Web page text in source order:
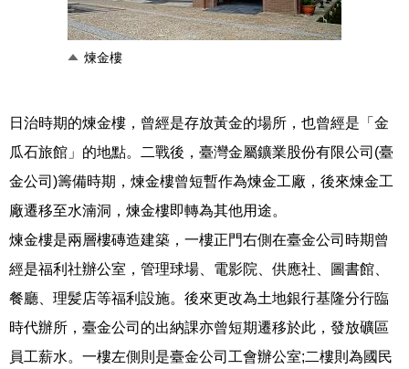
煉金樓
日治時期的煉金樓，曾經是存放黃金的場所，也曾經是「金
瓜石旅館」的地點。二戰後，臺灣金屬鑛業股份有限公司 (臺
金公司 )籌備時期，煉金樓曾短暫作為煉金工廠，後來煉金工
廠遷移至水湳洞，煉金樓即轉為其他用途。
煉金樓是兩層樓磚造建築，一樓正門右側在臺金公司時期曾
經是福利社辦公室，管理球場、電影院、供應社、圖書館、
餐廳、理髪店等福利設施。後來更改為土地銀行基隆分行臨
時代辦所，臺金公司的出納課亦曾短期遷移於此，發放礦區
員工薪水。一樓左側則是臺金公司工會辦公室;二樓則為國民